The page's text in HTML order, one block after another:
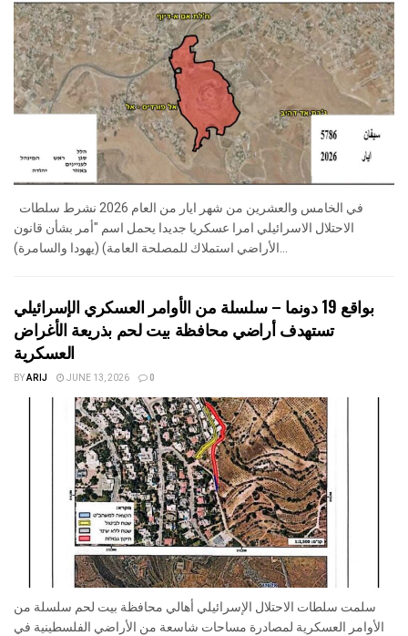
الاحتلال الاسرائيلي امرا عسكريا جديدا يحمل اسم "أمر بشأن قانون
بواقع 19 دونما – سلسلة من الأوامر العسكري الإسرائيلي
تستهدف أراضي محافظة بيت لحم بذريعة الأغراض
العسكرية
BYARIJ JUNE 13, 2026 0
سلمت سلطات الاحتلال الإسرائيلي أهالي محافظة بيت لحم سلسلة من
الأوامر العسكرية لمصادرة مساحات شاسعة من الأراضي الفلسطينية في